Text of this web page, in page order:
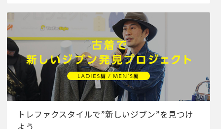
トレファクスタイルで”新しいジブン”を見つけ
よう